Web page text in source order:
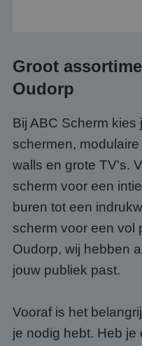
Groot
Oudorp
Bij ABC Scherm kies
schermen,
walls en grote TV's.
scherm voor een
buren tot een
scherm voor een vol
Oudorp, wij hebben
jouw publiek past.
Vooraf is het
je nodig hebt. Heb